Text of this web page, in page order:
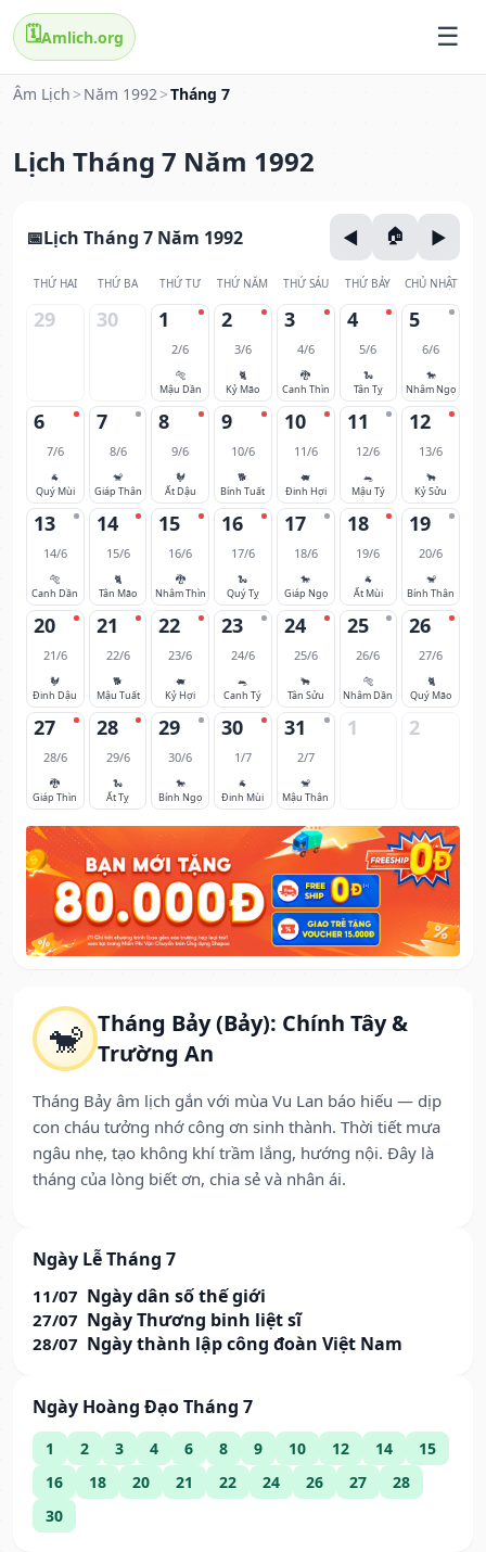
🗓️Amlich.org
Âm Lịch > Năm 1992>Tháng 7
Lịch Tháng 7 Năm 1992
🐒 Tháng Bảy (Bảy): Chính Tây &
Trường An
Tháng Bảy âm lịch gắn với mùa Vu Lan báo hiếu — dịp
con cháu tưởng nhớ công ơn sinh thành. Thời tiết mưa
ngâu nhẹ, tạo không khí trầm lắng, hướng nội. Đây là
tháng của lòng biết ơn, chia sẻ và nhân ái.
Ngày Lễ Tháng 7
11/07 Ngày dân số thế giới
27/07 Ngày Thương binh liệt sĩ
28/07 Ngày thành lập công đoàn Việt Nam
Ngày Hoàng Đạo Tháng 7
1 2 3 4 6 8 9 10 12 14
15
16
18 20 21 22 24 26 27
28
30
Lịch Tháng 7 Năm 1992
THỨ HAI THỨ BA THỨ TƯ THỨ NĂM THỨ SÁU THỨ BẢY CHỦ NHẬT
29 30 1
2/6
🐅
Mậu Dần
2
3/6
🐈
Kỷ Mão
3
4/6
🐉
Canh Thìn
4
5/6
🐍
Tân Tỵ
5
6/6
🐎
Nhâm Ngọ
6
7/6
🐐
Quý Mùi
7
8/6
🐒
Giáp Thân
8
9/6
🐓
Ất Dậu
9
10/6
🐕
Bính Tuất
10
11/6
🐖
Đinh Hợi
11
12/6
🐀
Mậu Tý
12
13/6
🐂
Kỷ Sửu
13
14/6
🐅
Canh Dần
14
15/6
🐈
Tân Mão
15
16/6
🐉
Nhâm Thìn
16
17/6
🐍
Quý Tỵ
17
18/6
🐎
Giáp Ngọ
18
19/6
🐐
Ất Mùi
19
20/6
🐒
Bính Thân
20
21/6
🐓
Đinh Dậu
21
22/6
🐕
Mậu Tuất
22
23/6
🐖
Kỷ Hợi
23
24/6
🐀
Canh Tý
24
25/6
🐂
Tân Sửu
25
26/6
🐅
Nhâm Dần
26
27/6
🐈
Quý Mão
27
28/6
🐉
Giáp Thìn
28
29/6
🐍
Ất Tỵ
29
30/6
🐎
Bính Ngọ
30
1/7
🐐
Đinh Mùi
31
2/7
🐒
Mậu Thân
1 2